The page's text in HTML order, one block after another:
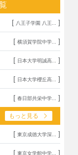
[ 八王子学園 八王... ]
[ 横須賀学院中学... ]
[ 日本大学明誠高... ]
[ 日本大学櫻丘高... ]
[ 春日部共栄中学... ]
もっと見る
[ 東京成徳大学深... ]
[ 東京女学館中学... ]